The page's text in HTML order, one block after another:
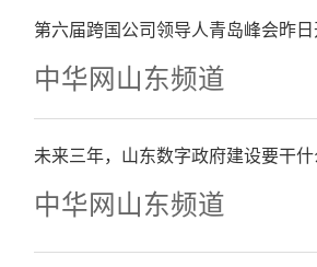
录像，记录下
活动现场，
行！这场“庆
次文化的洗礼
第六届跨国公司领导人青岛峰会昨
中华网山东频道
未来三年，山东数字政府建设要干什
中华网山东频道